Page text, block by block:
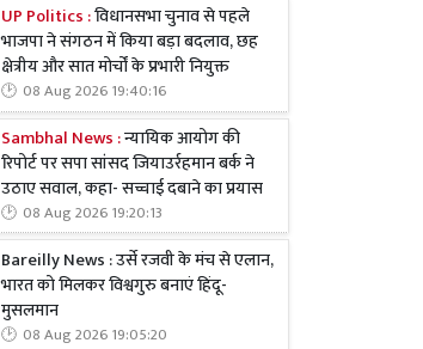
UP Politics :विधानसभा चुनाव से पहले
भाजपा ने संगठन में किया बड़ा बदलाव, छह
क्षेत्रीय और सात मोर्चों के प्रभारी नियुक्त
08 Aug 2026 19:40:16
Sambhal News :न्यायिक आयोग की
रिपोर्ट पर सपा सांसद जियाउर्रहमान बर्क ने
उठाए सवाल, कहा- सच्चाई दबाने का प्रयास
08 Aug 2026 19:20:13
Bareilly News : उर्से रजवी के मंच से एलान,
भारत को मिलकर विश्वगुरु बनाएं हिंदू-
मुसलमान
08 Aug 2026 19:05:20